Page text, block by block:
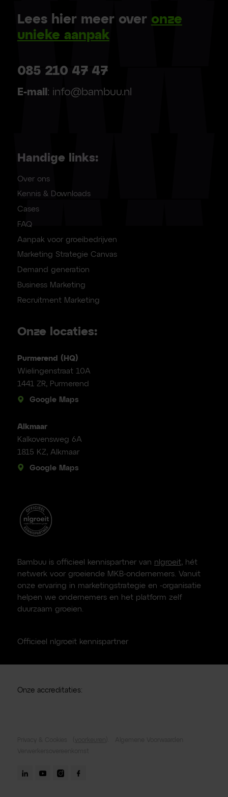
Lees hier meer over onze
unieke aanpak
085 210 47 47
E-mail : info@bambuu.nl
Handige links:
Over ons
Kennis & Downloads
Cases
FAQ
Aanpak voor groeibedrijven
Marketing Strategie Canvas
Demand generation
Business Marketing
Recruitment Marketing
Onze locaties:
Purmerend (HQ)
Wielingenstraat 10A
1441 ZR, Purmerend
Google Maps
Alkmaar
Kalkovensweg 6A
1815 KZ, Alkmaar
Google Maps
Bambuu is officieel kennispartner van nlgroeit, hét
netwerk voor groeiende MKB-ondernemers. Vanuit
onze ervaring in marketingstrategie en -organisatie
helpen we ondernemers en het platform zelf
duurzaam groeien.
Officieel nlgroeit kennispartner
Onze accreditaties: